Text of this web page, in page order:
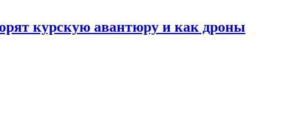
курскую авантюру и как дроны